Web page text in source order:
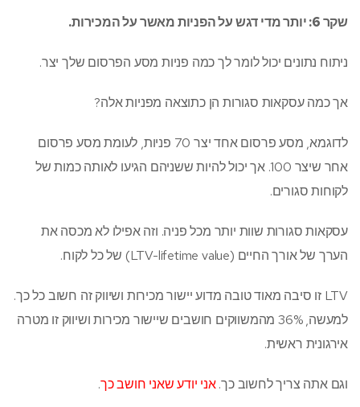
שקר 6: יותר מדי דגש על הפניות מאשר על המכירות.
ניתוח נתונים יכול לומר לך כמה פניות מסע הפרסום שלך יצר.
אך כמה עסקאות סגורות הן כתוצאה מפניות אלה?
לדוגמא, מסע פרסום אחד יצר 70 פניות, לעומת מסע פרסום
אחר שיצר 100. אך יכול להיות ששניהם הגיעו לאותה כמות של
לקוחות סגורים.
עסקאות סגורות שוות יותר מכל פניה. וזה אפילו לא מכסה את
הערך של אורך החיים (LTV-lifetime value) של כל לקוח.
LTV זו סיבה מאוד טובה מדוע יישור מכירות ושיווק זה חשוב כל כך.
למעשה, 36% מהמשווקים חושבים שיישור מכירות ושיווק זו מטרה
אירגונית ראשית.
וגם אתה צריך לחשוב כך.אני יודע שאני חושב כך.